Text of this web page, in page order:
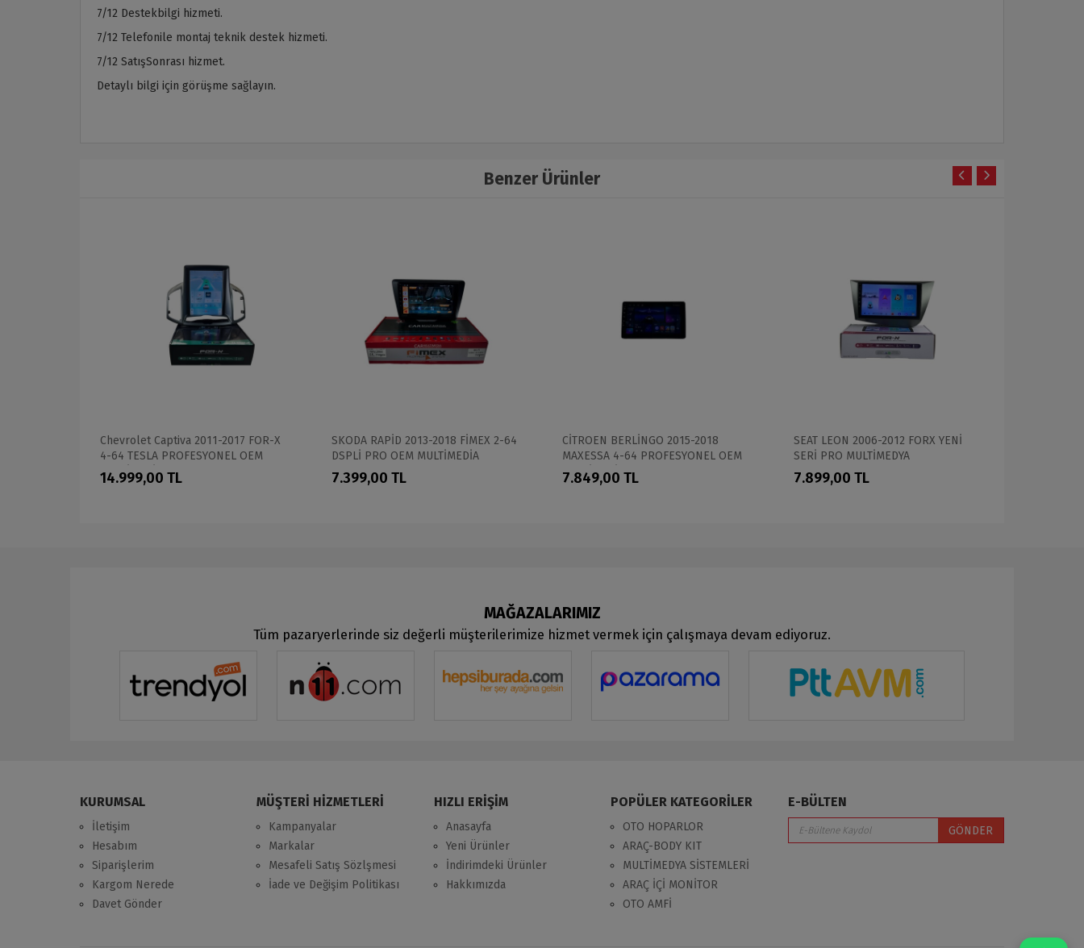
7/12 Destekbilgi hizmeti.
7/12 Telefonile montaj teknik destek hizmeti.
7/12 SatışSonrası hizmet.
Detaylı bilgi için görüşme sağlayın.
Benzer Ürünler
Chevrolet Captiva 2011-2017 FOR-X
4-64 TESLA PROFESYONEL OEM
MULTİMEDİA
14.999,00 TL
SKODA RAPİD 2013-2018 FİMEX 2-64
DSPLİ PRO OEM MULTİMEDİA
7.399,00 TL
CİTROEN BERLİNGO 2015-2018
MAXESSA 4-64 PROFESYONEL OEM
MULTİMEDİA
7.849,00 TL
SEAT LEON 2006-2012 FORX YENİ
SERİ PRO MULTİMEDYA
7.899,00 TL
MAĞAZALARIMIZ
Tüm pazaryerlerinde siz değerli müşterilerimize hizmet vermek için çalışmaya devam ediyoruz.
KURUMSAL
İletişim
Hesabım
Siparişlerim
Kargom Nerede
Davet Gönder
MÜŞTERİ HİZMETLERİ
Kampanyalar
Markalar
Mesafeli Satış Sözlşmesi
İade ve Değişim Politikası
HIZLI ERİŞİM
Anasayfa
Yeni Ürünler
İndirimdeki Ürünler
Hakkımızda
POPÜLER KATEGORİLER
OTO HOPARLOR
ARAÇ-BODY KIT
MULTİMEDYA SİSTEMLERİ
ARAÇ İÇİ MONİTOR
OTO AMFİ
E-BÜLTEN
GÖNDER